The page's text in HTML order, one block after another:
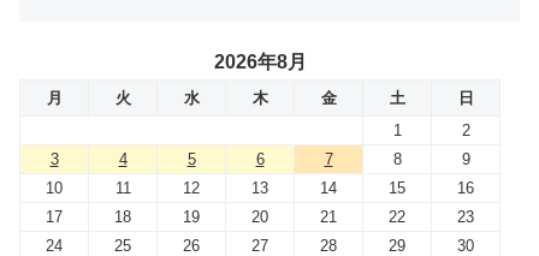
2026年8月
月 火 水 木 金 土
日
1
2
3
4 5 6 7 8
9
10
11 12 13 14 15
16
17
18 19 20 21 22
23
24
25 26 27 28 29
30